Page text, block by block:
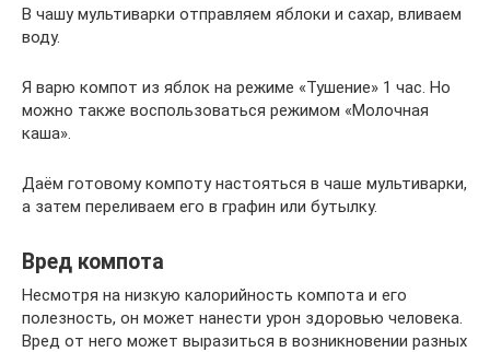
В чашу мультиварки отправляем яблоки и сахар, вливаем
воду.
Я варю компот из яблок на режиме «Тушение» 1 час. Но
можно также воспользоваться режимом «Молочная
каша».
Даём готовому компоту настояться в чаше мультиварки,
а затем переливаем его в графин или бутылку.
Вред компота
Несмотря на низкую калорийность компота и его
полезность, он может нанести урон здоровью человека.
Вред от него может выразиться в возникновении разных